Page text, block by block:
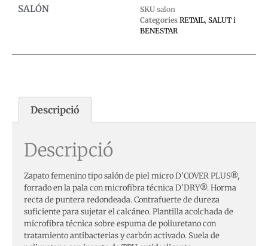
SALÓN SKU salon
Categories RETAIL, SALUT i
BENESTAR
Descripció
Descripció
Zapato femenino tipo salón de piel micro D’COVER PLUS®,
forrado en la pala con microfibra técnica D’DRY®. Horma
recta de puntera redondeada. Contrafuerte de dureza
suficiente para sujetar el calcáneo. Plantilla acolchada de
microfibra técnica sobre espuma de poliuretano con
tratamiento antibacterias y carbón activado. Suela de